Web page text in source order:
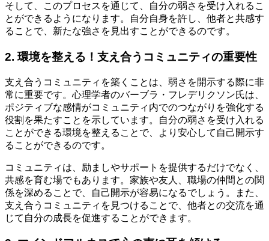
そして、このプロセスを通じて、自分の弱さを受け入れるこ
とができるようになります。自分自身を許し、他者と共感す
ることで、新たな強さを見出すことができるのです。
2. 環境を整える！支え合うコミュニティの重要性
支え合うコミュニティを築くことは、弱さを開示する際に非
常に重要です。心理学者のバーブラ・フレデリクソン氏は、
ポジティブな感情がコミュニティ内でのつながりを強化する
役割を果たすことを示しています。自分の弱さを受け入れる
ことができる環境を整えることで、より安心して自己開示す
ることができるのです。
コミュニティは、励ましやサポートを提供するだけでなく、
共感を育む場でもあります。家族や友人、職場の仲間との関
係を深めることで、自己開示が容易になるでしょう。また、
支え合うコミュニティを見つけることで、他者との交流を通
じて自分の成長を促進することができます。